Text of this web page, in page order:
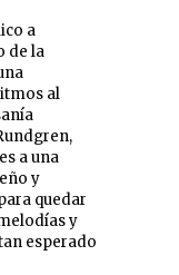
a
de la
al
a una
y
quedar
y
esperado